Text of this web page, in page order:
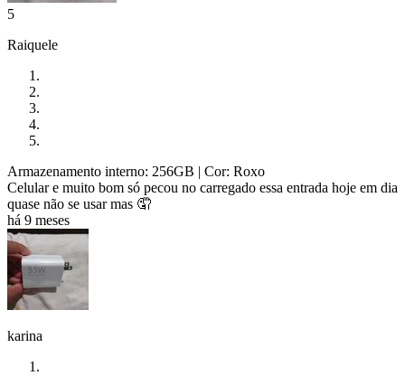
5
Raiquele
Armazenamento interno: 256GB | Cor: Roxo
Celular e muito bom só pecou no carregado essa entrada hoje em dia
quase não se usar mas 🤦
há 9 meses
karina